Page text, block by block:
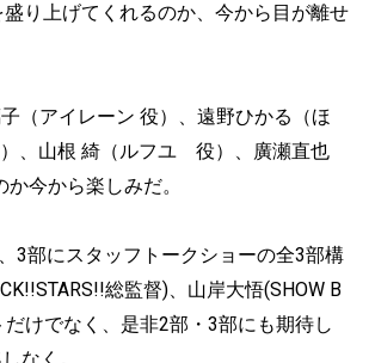
り上げてくれるのか、今から目が離せ
（アイレーン 役）、遠野ひかる（ほ
、山根 綺（ルフユ 役）、廣瀬直也
今から楽しみだ。
3部にスタッフトークショーの全3部構
総監督)、山岸大悟(SHOW B
けでなく、是非2部・3部にも期待し